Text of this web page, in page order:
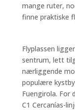
mange ruter,
finne praktiske
Flyplassen
sentrum, lett
nærliggende
populære
Fuengirola. For
C1 Cercanías-